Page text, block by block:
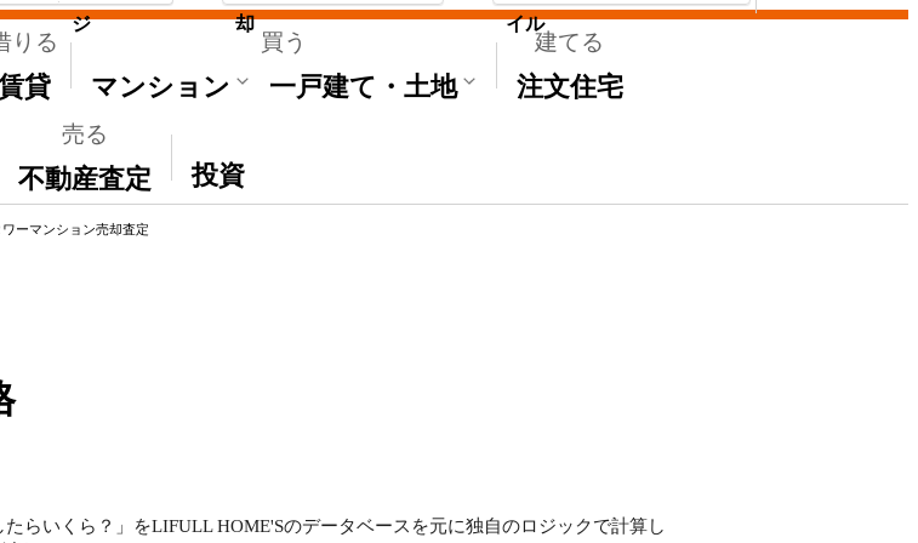
りる
貸
買う
マンション 一戸建て・土地
建てる
注文住宅
売る
不動産査定
その他
投資
ジ 却 イル
ワーマンション売却査定
らいくら？」をLIFULL HOME'Sのデータベースを元に独自のロジックで計算し